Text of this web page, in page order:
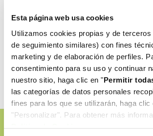
Esta página web usa cookies
Utilizamos cookies propias y de
de seguimiento similares) con fines
marketing y de elaboración de perfiles.
consentimiento para su uso y continuar
nuestro sitio, haga clic en "Permitir
las categorías de datos personales
fines para los que se utilizarán, haga clic
"Personalizar". Para obtener más
6-8
8-10
225-
261